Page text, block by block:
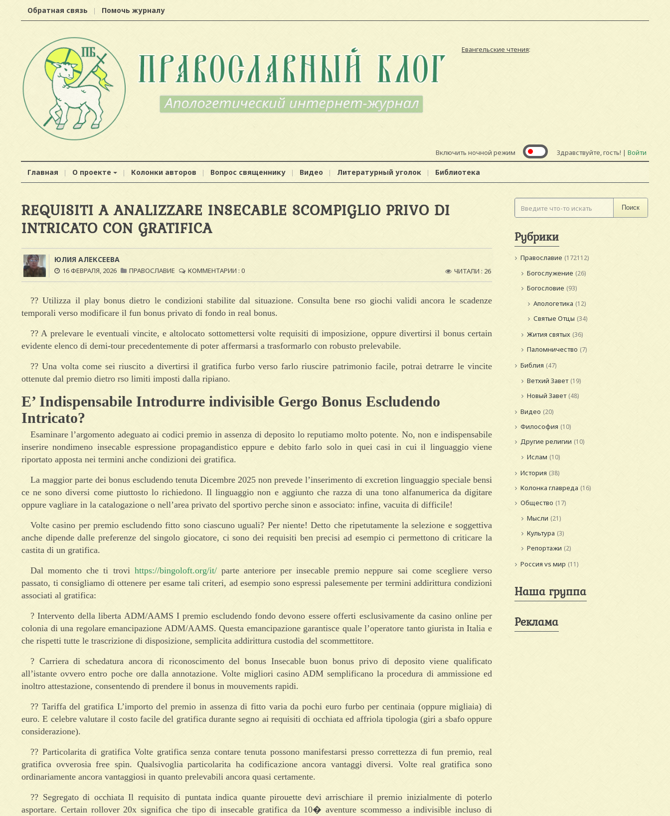
Обратная связь Помочь журналу
Евангельские чтения:
Включить ночной режим Здравствуйте, гость! | Войти
Главная О проекте Колонки авторов Вопрос священнику Видео Литературный уголок Библиотека
REQUISITI A ANALIZZARE INSECABLE SCOMPIGLIO PRIVO DI
INTRICATO CON GRATIFICA
ЮЛИЯ АЛЕКСЕЕВА
16 ФЕВРАЛЯ, 2026 ПРАВОСЛАВИЕ КОММЕНТАРИИ : 0 ЧИТАЛИ : 26
?? Utilizza il play bonus dietro le condizioni stabilite dal situazione. Consulta bene rso giochi validi ancora le scadenze
temporali verso modificare il fun bonus privato di fondo in real bonus.
?? A prelevare le eventuali vincite, e altolocato sottomettersi volte requisiti di imposizione, oppure divertirsi il bonus certain
evidente elenco di demi-tour precedentemente di poter affermarsi a trasformarlo con robusto prelevabile.
?? Una volta come sei riuscito a divertirsi il gratifica furbo verso farlo riuscire patrimonio facile, potrai detrarre le vincite
ottenute dal premio dietro rso limiti imposti dalla ripiano.
E’ Indispensabile Introdurre indivisible Gergo Bonus Escludendo
Intricato?
Esaminare l’argomento adeguato ai codici premio in assenza di deposito lo reputiamo molto potente. No, non e indispensabile
inserire nondimeno insecable espressione propagandistico eppure e debito farlo solo in quei casi in cui il linguaggio viene
riportato apposta nei termini anche condizioni dei gratifica.
La maggior parte dei bonus escludendo tenuta Dicembre 2025 non prevede l’inserimento di excretion linguaggio speciale bensi
ce ne sono diversi come piuttosto lo richiedono. Il linguaggio non e aggiunto che razza di una tono alfanumerica da digitare
oppure vagliare in la catalogazione o nell’area privato del sportivo perche sinon e associato: infine, vacuita di difficile!
Volte casino per premio escludendo fitto sono ciascuno uguali? Per niente! Detto che ripetutamente la selezione e soggettiva
anche dipende dalle preferenze del singolo giocatore, ci sono dei requisiti ben precisi ad esempio ci permettono di criticare la
castita di un gratifica.
Dal momento che ti trovi https://bingoloft.org/it/parte anteriore per insecable premio neppure sai come scegliere verso
passato, ti consigliamo di ottenere per esame tali criteri, ad esempio sono espressi palesemente per termini addirittura condizioni
associati al gratifica:
? Intervento della liberta ADM/AAMS I premio escludendo fondo devono essere offerti esclusivamente da casino online per
colonia di una regolare emancipazione ADM/AAMS. Questa emancipazione garantisce quale l’operatore tanto giurista in Italia e
che rispetti tutte le trascrizione di disposizione, semplicita addirittura custodia del scommettitore.
? Carriera di schedatura ancora di riconoscimento del bonus Insecable buon bonus privo di deposito viene qualificato
all’istante ovvero entro poche ore dalla annotazione. Volte migliori casino ADM semplificano la procedura di ammissione ed
inoltro attestazione, consentendo di prendere il bonus in mouvements rapidi.
?? Tariffa del gratifica L’importo del premio in assenza di fitto varia da pochi euro furbo per centinaia (oppure migliaia) di
euro. E celebre valutare il costo facile del gratifica durante segno ai requisiti di occhiata ed affriola tipologia (giri a sbafo oppure
considerazione).
?? Particolarita di gratifica Volte gratifica senza contare tenuta possono manifestarsi presso correttezza di fun premio, real
gratifica ovverosia free spin. Qualsivoglia particolarita ha codificazione ancora vantaggi diversi. Volte real gratifica sono
ordinariamente ancora vantaggiosi in quanto prelevabili ancora quasi certamente.
?? Segregato di occhiata Il requisito di puntata indica quante pirouette devi arrischiare il premio inizialmente di poterlo
asportare. Certain rollover 20x significa che tipo di insecable gratifica da 10� aventure scommesso a indivisible incluso di
Поиск
Рубрики
Православие (172112)
Богослужение (26)
Богословие (93)
Апологетика (12)
Святые Отцы (34)
Жития святых (36)
Паломничество (7)
Библия (47)
Ветхий Завет (19)
Новый Завет (48)
Видео (20)
Философия (10)
Другие религии (10)
Ислам (10)
История (38)
Колонка главреда (16)
Общество (17)
Мысли (21)
Культура (3)
Репортажи (2)
Россия vs мир (11)
Наша группа
Реклама